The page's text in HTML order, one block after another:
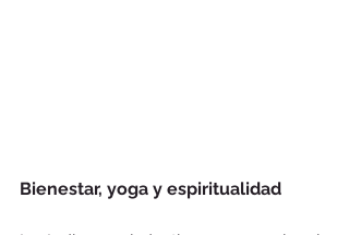
Bienestar, yoga y espiritualidad